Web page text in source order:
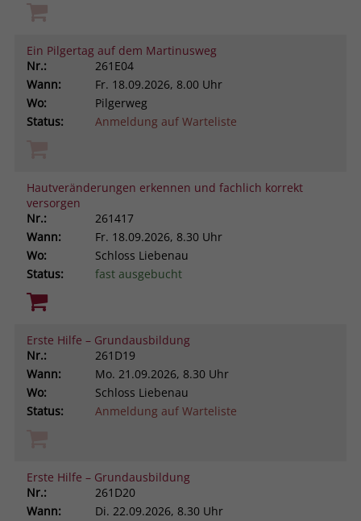
Ein Pilgertag auf dem Martinusweg
Nr.:
261E04
Wann:
Fr. 18.09.2026, 8.00 Uhr
Wo:
Pilgerweg
Status:
Anmeldung auf Warteliste
Hautveränderungen erkennen und fachlich korrekt
versorgen
Nr.:
261417
Wann:
Fr. 18.09.2026, 8.30 Uhr
Wo:
Schloss Liebenau
Status:
fast ausgebucht
Erste Hilfe – Grundausbildung
Nr.:
261D19
Wann:
Mo. 21.09.2026, 8.30 Uhr
Wo:
Schloss Liebenau
Status:
Anmeldung auf Warteliste
Erste Hilfe – Grundausbildung
Nr.:
261D20
Wann:
Di. 22.09.2026, 8.30 Uhr